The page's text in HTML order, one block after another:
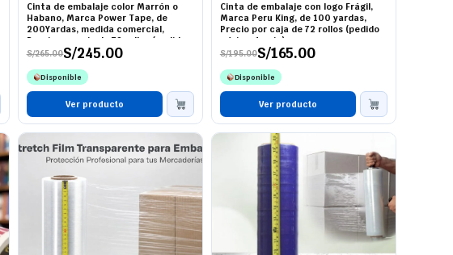
Cinta de embalaje color Marrón o
Habano, Marca Power Tape, de
200Yardas, medida comercial,
Precio por caja de 72 rollos (pedido
mínimo 1 caja)
S/265.00
El
precio
original
era:
S/265.00.
S/245.00
El
precio
actual
es:
S/245.00.
Disponible
Ver producto
Cinta de embalaje con logo Frágil,
Marca Peru King, de 100 yardas,
Precio por caja de 72 rollos (pedido
mínimo 1 caja)
S/195.00
El
precio
original
era:
S/195.00.
S/165.00
El
precio
actual
es:
S/165.00.
Disponible
Ver producto